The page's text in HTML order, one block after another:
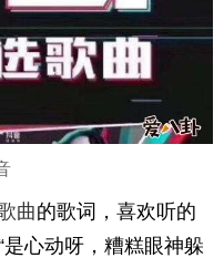
曲的歌词，喜欢听的
心动呀，糟糕眼神躲